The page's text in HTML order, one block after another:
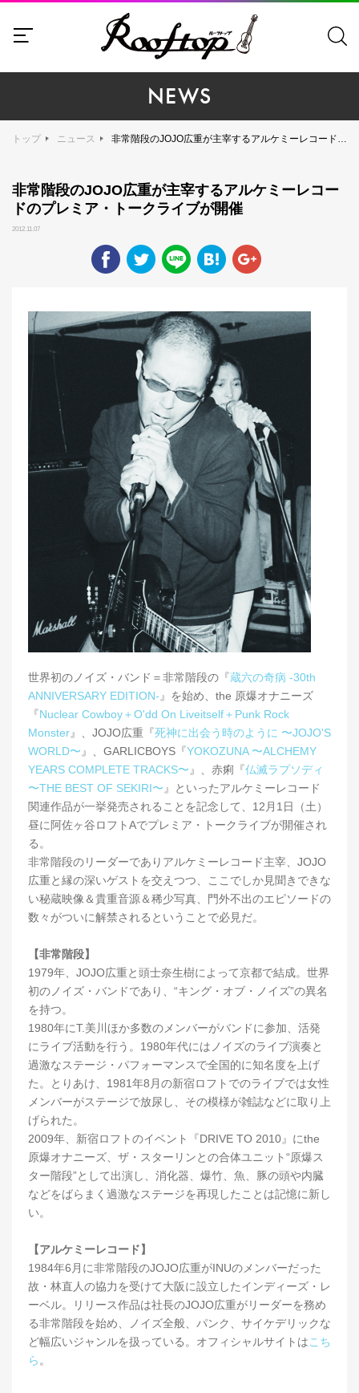
NEWS
トップ ニュース 非常階段のJOJO広重が主宰するアルケミーレコードのプレミア・トークライブが開催
非常階段のJOJO広重が主宰するアルケミーレコー
ドのプレミア・トークライブが開催
2012.11.07
世界初のノイズ・バンド＝非常階段の『蔵六の奇病 -30th
ANNIVERSARY EDITION- 』を始め、the 原爆オナニーズ
『Nuclear Cowboy＋O'dd On Liveitself＋Punk Rock
Monster 』、JOJO広重『死神に出会う時のように 〜JOJO'S
WORLD〜 』、GARLICBOYS『YOKOZUNA 〜ALCHEMY
YEARS COMPLETE TRACKS〜 』、赤痢『仏滅ラプソディ
〜THE BEST OF SEKIRI〜 』といったアルケミーレコード
関連作品が一挙発売されることを記念して、12月1日（土）
昼に阿佐ヶ谷ロフトAでプレミア・トークライブが開催され
る。
非常階段のリーダーでありアルケミーレコード主宰、JOJO
広重と縁の深いゲストを交えつつ、ここでしか見聞きできな
い秘蔵映像＆貴重音源＆稀少写真、門外不出のエピソードの
数々がついに解禁されるということで必見だ。
【非常階段】
1979年、JOJO広重と頭士奈生樹によって京都で結成。世界
初のノイズ・バンドであり、“キング・オブ・ノイズ”の異名
を持つ。
1980年にT.美川ほか多数のメンバーがバンドに参加、活発
にライブ活動を行う。1980年代にはノイズのライブ演奏と
過激なステージ・パフォーマンスで全国的に知名度を上げ
た。とりあけ、1981年8月の新宿ロフトでのライブでは女性
メンバーがステージで放尿し、その模様が雑誌などに取り上
げられた。
2009年、新宿ロフトのイベント『DRIVE TO 2010』にthe
原爆オナニーズ、ザ・スターリンとの合体ユニット“原爆ス
ター階段”として出演し、消化器、爆竹、魚、豚の頭や内臓
などをばらまく過激なステージを再現したことは記憶に新し
い。
【アルケミーレコード】
1984年6月に非常階段のJOJO広重がINUのメンバーだった
故・林直人の協力を受けて大阪に設立したインディーズ・レ
ーベル。リリース作品は社長のJOJO広重がリーダーを務め
る非常階段を始め、ノイズ全般、パンク、サイケデリックな
ど幅広いジャンルを扱っている。オフィシャルサイトはこち
ら 。